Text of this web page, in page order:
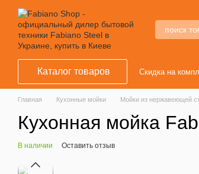
Перейти к основному контенту
Каталог товаров Скидка на
Главная Кухонные мойки Мойки из нержавеющей
Кухонная мойка
В наличии Оставить отзыв